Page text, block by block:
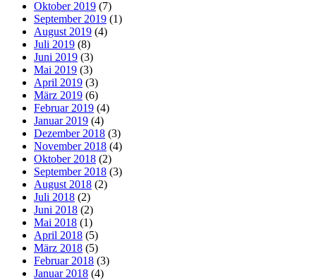
Oktober 2019 (7)
September 2019 (1)
August 2019 (4)
Juli 2019 (8)
Juni 2019 (3)
Mai 2019 (3)
April 2019 (3)
März 2019 (6)
Februar 2019 (4)
Januar 2019 (4)
Dezember 2018 (3)
November 2018 (4)
Oktober 2018 (2)
September 2018 (3)
August 2018 (2)
Juli 2018 (2)
Juni 2018 (2)
Mai 2018 (1)
April 2018 (5)
März 2018 (5)
Februar 2018 (3)
Januar 2018 (4)